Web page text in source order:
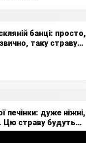
банці: просто,
таку страву
стіл
печінки: дуже ніжні,
Цю страву будуть
не любить печінку